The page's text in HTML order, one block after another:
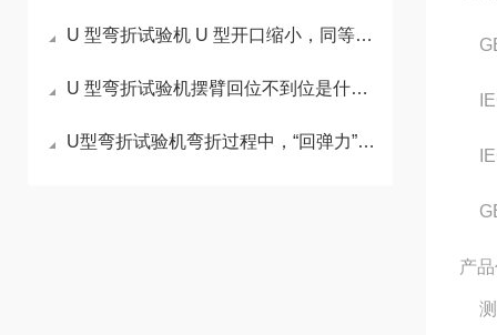
U 型弯折试验机 U 型开口缩小，同等样品弯折应力如何变化？
U 型弯折试验机摆臂回位不到位是什么隐性故障导致？
U型弯折试验机弯折过程中，“回弹力”会不会被误判为材料失效？
产